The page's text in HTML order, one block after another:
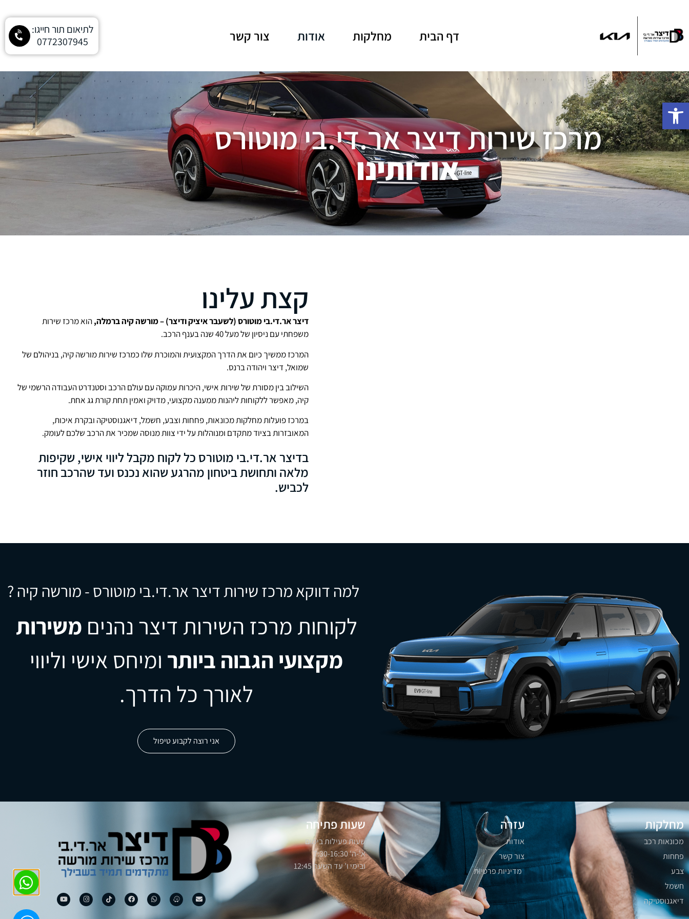
פתח סרגל נגישות
דף הבית מחלקות אודות צור קשר
לתיאום תור חייגו:
0772307945
מרכז שירות דיצר אר.די.בי מוטורס
אודותינו
קצת עלינו
דיצר אר.די.בי מוטורס (לשעבר איציק ודיצר) – מורשה קיה ברמלה,הוא מרכז שירות
משפחתי עם ניסיון של מעל 40 שנה בענף הרכב.
המרכז ממשיך כיום את הדרך המקצועית והמוכרת שלו כמרכז שירות מורשה קיה, בניהולם של
שמואל, דיצר ויהודה ברנס.
השילוב בין מסורת של שירות אישי, היכרות עמוקה עם עולם הרכב וסטנדרט העבודה הרשמי של
קיה, מאפשר ללקוחות ליהנות ממענה מקצועי, מדויק ואמין תחת קורת גג אחת.
במרכז פועלות מחלקות מכונאות, פחחות וצבע, חשמל, דיאגנוסטיקה ובקרת איכות,
המאובזרות בציוד מתקדם ומנוהלות על ידי צוות מנוסה שמכיר את הרכב שלכם לעומק.
בדיצר אר.די.בי מוטורס כל לקוח מקבל ליווי אישי, שקיפות
מלאה ותחושת ביטחון מהרגע שהוא נכנס ועד שהרכב חוזר
לכביש.
למה דווקא מרכז שירות דיצר אר.די.בי מוטורס - מורשה קיה ?
לקוחות מרכז השירות דיצר נהנים משירות
מקצועי הגבוה ביותר ומיחס אישי וליווי
לאורך כל הדרך.
אני רוצה לקבוע טיפול
מחלקות
מכונאות רכב
פחחות
צבע
חשמל
דיאגנוסטיקה
עזרה
אודות
צור קשר
מדיניות פרטיות
שעות פתיחה
שעות פעילות בימים
א'-ה' 7:30-16:30
ובימי ו' עד השעה 12:45